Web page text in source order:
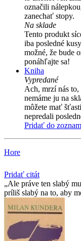
označili
zanechať stopy.
Na sklade
Tento produkt
iba posledné
možné, že bude
ponáhľajte sa!
Kniha
Vypredané
Ach, mrzí nás
nemáme ju na
môžete mať
nepredali
Pridať do
Hore
Pridať citát
Ale práve ten slabý
prí­liš slabý na to, aby